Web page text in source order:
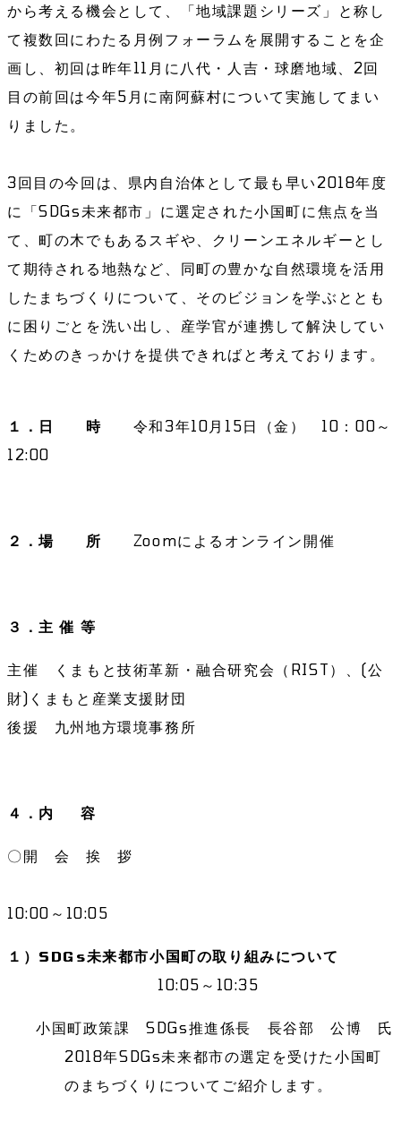
から考える機会として、「地域課題シリーズ」と称し
て複数回にわたる月例フォーラムを展開することを企
画し、初回は昨年11月に八代・人吉・球磨地域、2回
目の前回は今年5月に南阿蘇村について実施してまい
りました。
3回目の今回は、県内自治体として最も早い2018年度
に「SDGs未来都市」に選定された小国町に焦点を当
て、町の木でもあるスギや、クリーンエネルギーとし
て期待される地熱など、同町の豊かな自然環境を活用
したまちづくりについて、そのビジョンを学ぶととも
に困りごとを洗い出し、産学官が連携して解決してい
くためのきっかけを提供できればと考えております。
１．日 時 令和3年10月15日（金） 10：00～
12:00
２．場 所 Zoomによるオンライン開催
３．主 催 等
主催 くまもと技術革新・融合研究会（RIST）、(公
財)くまもと産業支援財団
後援 九州地方環境事務所
４．内 容
〇開 会 挨 拶
10:00～10:05
１）SDGs未来都市小国町の取り組みについて
10:05～10:35
小国町政策課 SDGs推進係長 長谷部 公博 氏
2018年SDGs未来都市の選定を受けた小国町
のまちづくりについてご紹介します。